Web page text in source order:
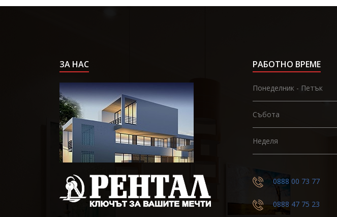
ЗА НАС РАБОТНО ВРЕМЕ
Понеделник - Петък
Събота
Неделя
0888 00 73 77
0888 47 75 23